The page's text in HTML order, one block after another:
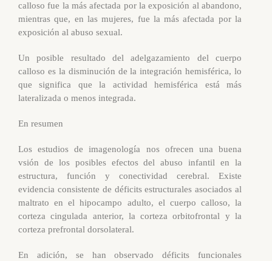
calloso fue la más afectada por la exposición al abandono,
mientras que, en las mujeres, fue la más afectada por la
exposición al abuso sexual.
Un posible resultado del adelgazamiento del cuerpo
calloso es la disminución de la integración hemisférica, lo
que significa que la actividad hemisférica está más
lateralizada o menos integrada.
En resumen
Los estudios de imagenología nos ofrecen una buena
vsión de los posibles efectos del abuso infantil en la
estructura, función y conectividad cerebral. Existe
evidencia consistente de déficits estructurales asociados al
maltrato en el hipocampo adulto, el cuerpo calloso, la
corteza cingulada anterior, la corteza orbitofrontal y la
corteza prefrontal dorsolateral.
En adición, se han observado déficits funcionales